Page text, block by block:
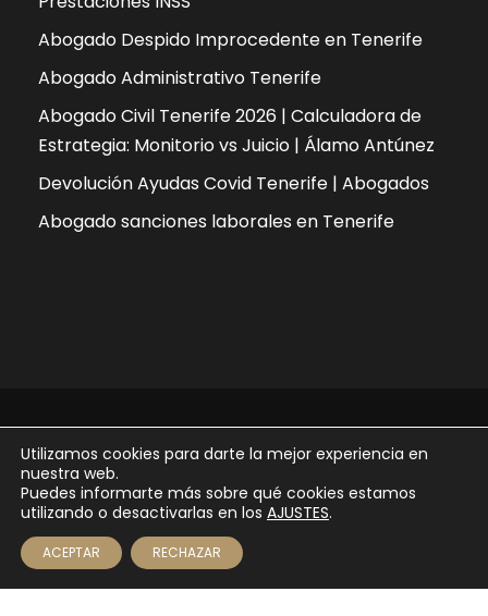
📞 822 043 335 — Consulta especializada
Abogado Despido Improcedente en Tenerife
Abogado Administrativo Tenerife
Abogado Civil Tenerife 2026 | Calculadora de
Estrategia: Monitorio vs Juicio | Álamo Antúnez
Devolución Ayudas Covid Tenerife | Abogados
Abogado sanciones laborales en Tenerife
Copyright 2026 - ÁLAMO | ANTÚNEZ abogados |
diseñado por
Aviso legal
Política de privacidad
Política de cookies
Utilizamos cookies para darte la mejor experiencia en
nuestra web.
Puedes informarte más sobre qué cookies estamos
utilizando o desactivarlas en los AJUSTES.
ACEPTAR RECHAZAR